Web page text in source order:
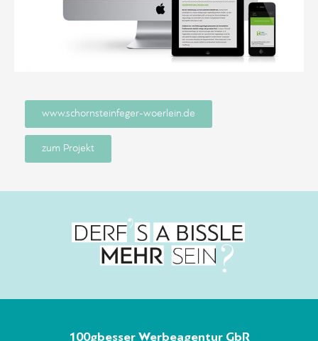
www.schornsteinfeger-woerlein.de
zum Projekt
100gbesser Werbeagentur GbR